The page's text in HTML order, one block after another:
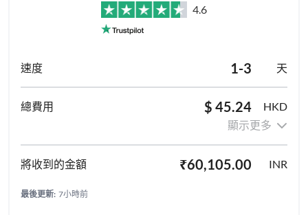
4.6
1-3 天
$ 45.24
HKD
顯示更多
₹60,105.00 INR
最後更新: 7小時前